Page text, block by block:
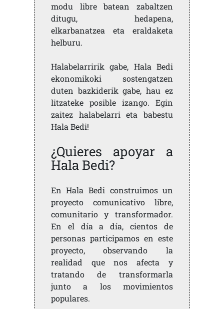
modu libre batean zabaltzen
ditugu, hedapena,
elkarbanatzea eta eraldaketa
helburu.
Halabelarririk gabe, Hala Bedi
ekonomikoki sostengatzen
duten bazkiderik gabe, hau ez
litzateke posible izango. Egin
zaitez halabelarri eta babestu
Hala Bedi!
¿Quieres apoyar a
Hala Bedi?
En Hala Bedi construimos un
proyecto comunicativo libre,
comunitario y transformador.
En el día a día, cientos de
personas participamos en este
proyecto, observando la
realidad que nos afecta y
tratando de transformarla
junto a los movimientos
populares.